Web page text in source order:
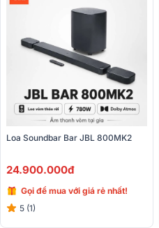
Loa Soundbar Bar JBL 800MK2
24.900.000đ
Gọi để mua với giá rẻ nhất!
5 (1)